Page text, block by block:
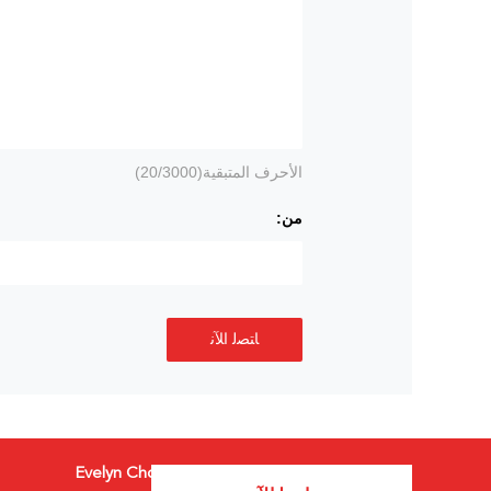
الأحرف المتبقية( 20/3000)
من:
ﺎﺘﺼﻟ ﺍﻶﻧ
Evelyn Chow